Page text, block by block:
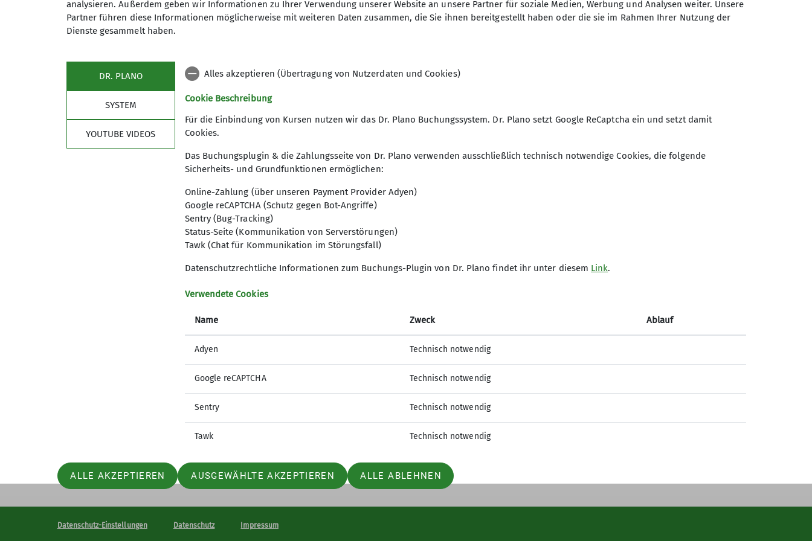
Wird ein Trainer in Anspruch genommen, berechnen wir pro Stunde und Trainer 35,- Euro. Unser Trainerschlüssel für Schulklassen
beträgt 1 zu 9.
Anfragen bitte frühzeitig an →gruppen@kletterhalle-marburg.de.
Alpenvereins e.V.
Datenschutz-Einstellungen Datenschutz Impressum
analysieren. Außerdem geben wir Informationen zu Ihrer Verwendung unserer Website an unsere Partner für soziale Medien, Werbung und Analysen weiter. Unsere
Partner führen diese Informationen möglicherweise mit weiteren Daten zusammen, die Sie ihnen bereitgestellt haben oder die sie im Rahmen Ihrer Nutzung der
Dienste gesammelt haben.
DR. PLANO
SYSTEM
YOUTUBE VIDEOS
Alles akzeptieren (Übertragung von Nutzerdaten und Cookies)
Cookie Beschreibung
Für die Einbindung von Kursen nutzen wir das Dr. Plano Buchungssystem. Dr. Plano setzt Google ReCaptcha ein und setzt damit
Cookies.
Das Buchungsplugin & die Zahlungsseite von Dr. Plano verwenden ausschließlich technisch notwendige Cookies, die folgende
Sicherheits- und Grundfunktionen ermöglichen:
Online-Zahlung (über unseren Payment Provider Adyen)
Google reCAPTCHA (Schutz gegen Bot-Angriffe)
Sentry (Bug-Tracking)
Status-Seite (Kommunikation von Serverstörungen)
Tawk (Chat für Kommunikation im Störungsfall)
Datenschutzrechtliche Informationen zum Buchungs-Plugin von Dr. Plano findet ihr unter diesem Link.
Verwendete Cookies
Name Zweck Ablauf
Adyen Technisch notwendig
Google reCAPTCHA Technisch notwendig
Sentry Technisch notwendig
Tawk Technisch notwendig
ALLE AKZEPTIEREN AUSGEWÄHLTE AKZEPTIEREN ALLE ABLEHNEN